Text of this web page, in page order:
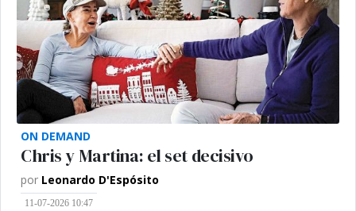
ON DEMAND
Chris y Martina: el set decisivo
por Leonardo D'Espósito
11-07-2026 10:47